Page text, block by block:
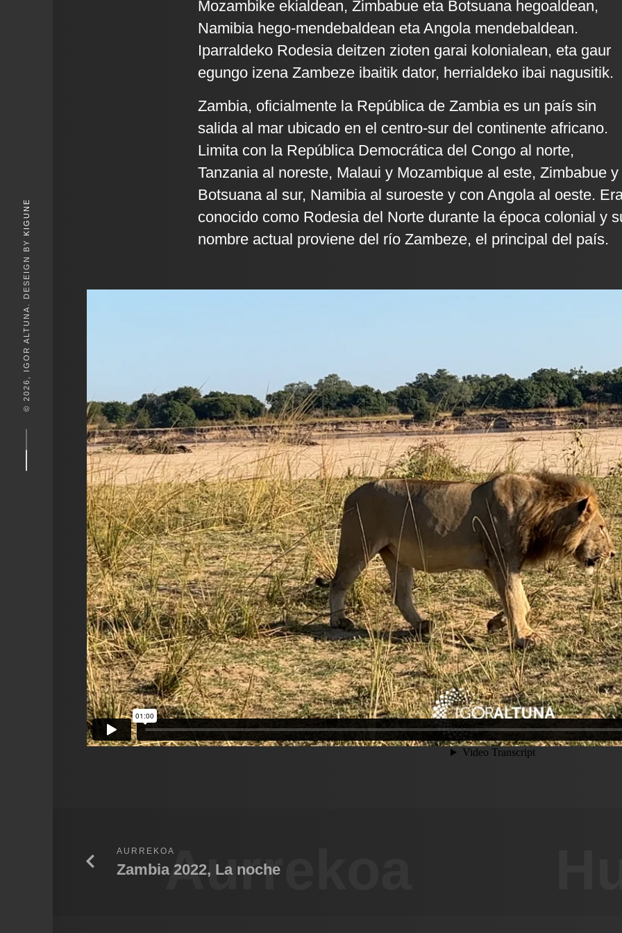
© 2026, IGOR ALTUNA. DESEIGN BY
KIGUNE
Mozambike ekialdean, Zimbabue eta Botsuana hegoaldean,
Namibia hego-mendebaldean eta Angola mendebaldean.
Iparraldeko Rodesia deitzen zioten garai kolonialean, eta gaur
egungo izena Zambeze ibaitik dator, herrialdeko ibai nagusitik.
Zambia, oficialmente la República de Zambia es un país sin
salida al mar ubicado en el centro-sur del continente africano.
Limita con la República Democrática del Congo al norte,
Tanzania al noreste, Malaui y Mozambique al este, Zimbabue y
Botsuana al sur, Namibia al suroeste y con Angola al oeste.
conocido como Rodesia del Norte durante la época colonial y
nombre actual proviene del río Zambeze, el principal del país.
Aurrekoa
AURREKOA
Zambia 2022, La noche